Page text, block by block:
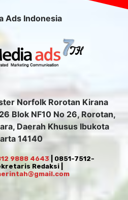
Ads Indonesia
Norfolk Rorotan Kirana
Blok NF10 No 26, Rorotan,
Daerah Khusus Ibukota
14140
9888 4643 | 0851-7512-
Redaksi |